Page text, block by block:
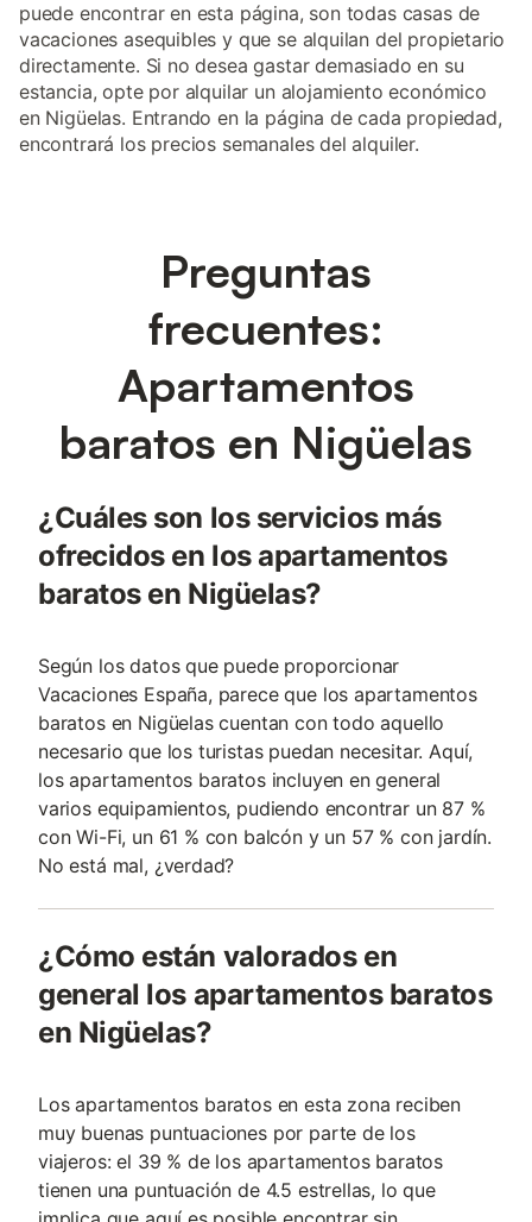
puede encontrar en esta página, son todas casas de
vacaciones asequibles y que se alquilan del propietario
directamente. Si no desea gastar demasiado en su
estancia, opte por alquilar un alojamiento económico
en Nigüelas. Entrando en la página de cada propiedad,
encontrará los precios semanales del alquiler.
Preguntas
frecuentes:
Apartamentos
baratos en Nigüelas
¿Cuáles son los servicios más
ofrecidos en los apartamentos
baratos en Nigüelas?
Según los datos que puede proporcionar
Vacaciones España, parece que los apartamentos
baratos en Nigüelas cuentan con todo aquello
necesario que los turistas puedan necesitar. Aquí,
los apartamentos baratos incluyen en general
varios equipamientos, pudiendo encontrar un 87 %
con Wi-Fi, un 61 % con balcón y un 57 % con jardín.
No está mal, ¿verdad?
¿Cómo están valorados en
general los apartamentos baratos
en Nigüelas?
Los apartamentos baratos en esta zona reciben
muy buenas puntuaciones por parte de los
viajeros: el 39 % de los apartamentos baratos
tienen una puntuación de 4.5 estrellas, lo que